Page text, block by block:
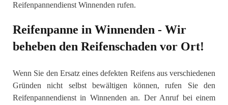
Reifenpannendienst Winnenden rufen.
Reifenpanne in Winnenden - Wir
beheben den Reifenschaden vor Ort!
Wenn Sie den Ersatz eines defekten Reifens aus verschiedenen
Gründen nicht selbst bewältigen können, rufen Sie den
Reifenpannendienst in Winnenden an. Der Anruf bei einem